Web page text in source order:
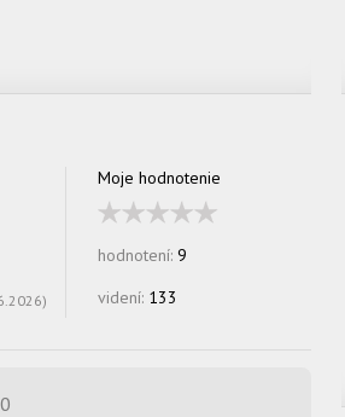
)
Moje hodnotenie
hodnotení: 9
videní: 133